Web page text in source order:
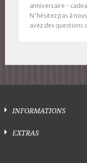
anniversaire -
N'hésitez pas à
avez des questions
INFORMATIONS
EXTRAS